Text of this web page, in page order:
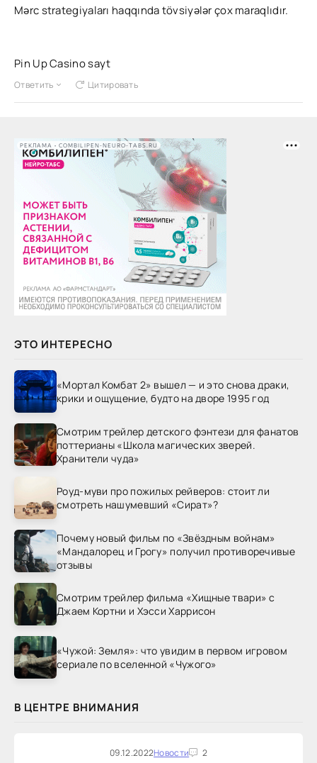
РЕКЛАМА • COMBILIPEN-NEURO-TABS.RU
ЭТО ИНТЕРЕСНО
«Мортал Комбат 2» вышел — и это снова драки,
крики и ощущение, будто на дворе 1995 год
Смотрим трейлер детского фэнтези для фанатов
поттерианы «Школа магических зверей.
Хранители чуда»
Роуд-муви про пожилых рейверов: стоит ли
смотреть нашумевший «Сират»?
Почему новый фильм по «Звёздным войнам»
«Мандалорец и Грогу» получил противоречивые
отзывы
Смотрим трейлер фильма «Хищные твари» с
Джаем Кортни и Хэсси Харрисон
«Чужой: Земля»: что увидим в первом игровом
сериале по вселенной «Чужого»
В ЦЕНТРЕ ВНИМАНИЯ
09.12.2022Новости 2
Mərc strategiyaları haqqında tövsiyələr çox maraqlıdır.
Pin Up Casino sayt
Ответить Цитировать